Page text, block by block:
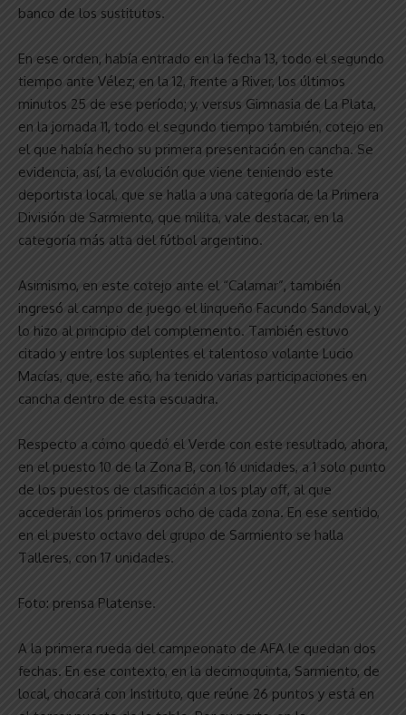
banco de los sustitutos.
En ese orden, había entrado en la fecha 13, todo el segundo
tiempo ante Vélez; en la 12, frente a River, los últimos
minutos 25 de ese período; y, versus Gimnasia de La Plata,
en la jornada 11, todo el segundo tiempo también, cotejo en
el que había hecho su primera presentación en cancha. Se
evidencia, así, la evolución que viene teniendo este
deportista local, que se halla a una categoría de la Primera
División de Sarmiento, que milita, vale destacar, en la
categoría más alta del fútbol argentino.
Asimismo, en este cotejo ante el “Calamar”, también
ingresó al campo de juego el linqueño Facundo Sandoval, y
lo hizo al principio del complemento. También estuvo
citado y entre los suplentes el talentoso volante Lucio
Macías, que, este año, ha tenido varias participaciones en
cancha dentro de esta escuadra.
Respecto a cómo quedó el Verde con este resultado, ahora,
en el puesto 10 de la Zona B, con 16 unidades, a 1 solo punto
de los puestos de clasificación a los play off, al que
accederán los primeros ocho de cada zona. En ese sentido,
en el puesto octavo del grupo de Sarmiento se halla
Talleres, con 17 unidades.
Foto: prensa Platense.
A la primera rueda del campeonato de AFA le quedan dos
fechas. En ese contexto, en la decimoquinta, Sarmiento, de
local, chocará con Instituto, que reúne 26 puntos y está en